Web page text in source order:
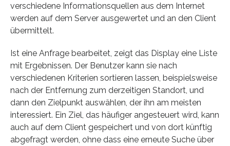
verschiedene Informationsquellen aus dem Internet
werden auf dem Server ausgewertet und an den Client
übermittelt.
Ist eine Anfrage bearbeitet, zeigt das Display eine Liste
mit Ergebnissen. Der Benutzer kann sie nach
verschiedenen Kriterien sortieren lassen, beispielsweise
nach der Entfernung zum derzeitigen Standort, und
dann den Zielpunkt auswählen, der ihn am meisten
interessiert. Ein Ziel, das häufiger angesteuert wird, kann
auch auf dem Client gespeichert und von dort künftig
abgefragt werden, ohne dass eine erneute Suche über